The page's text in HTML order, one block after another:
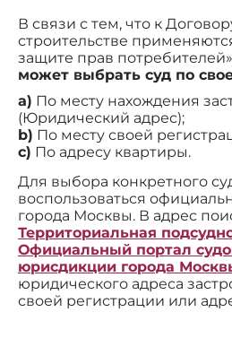
В связи с тем, что к
строительстве
защите прав
может выбрать суд по
a) По месту нахождения
(Юридический адрес);
b) По месту своей
c) По адресу квартиры.
Для выбора конкретного
воспользоваться
города Москвы. В адрес
Территориальная
Официальный портал
юрисдикции города
юридического адреса
своей регистрации или